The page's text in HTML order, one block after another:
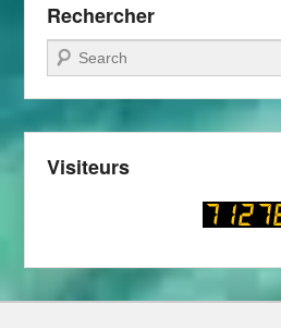
Rechercher
Recherche
Visiteurs